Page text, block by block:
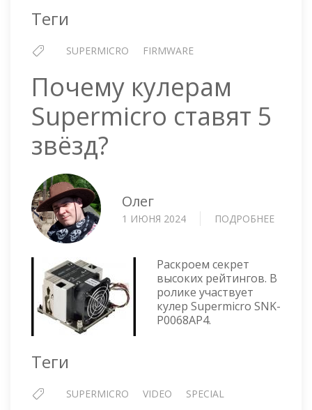
Теги
SUPERMICRO FIRMWARE
Почему кулерам
Supermicro ставят 5
звёзд?
Олег
1 ИЮНЯ 2024 ПОДРОБНЕЕ
СТАВЯТ
ЗВЁЗД?
Раскроем секрет
высоких рейтингов. В
ролике участвует
кулер Supermicro SNK-
P0068AP4.
Теги
SUPERMICRO VIDEO SPECIAL